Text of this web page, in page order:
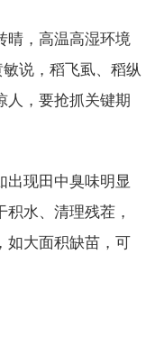
，高温高湿环境
说，稻飞虱、稻纵
人，要抢抓关键期
现田中臭味明显
水、清理残茬，
如大面积缺苗，可